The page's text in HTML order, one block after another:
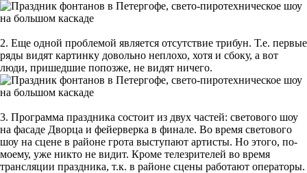
2. Еще одной проблемой является отсутствие трибун. Т.е. первые
ряды видят картинку довольно неплохо, хотя и сбоку, а вот
люди, пришедшие попозже, не видят ничего.
3. Программа праздника состоит из двух частей: светового шоу
на фасаде Дворца и фейерверка в финале. Во время светового
шоу на сцене в районе грота выступают артисты. Но этого, по-
моему, уже никто не видит. Кроме телезрителей во время
трансляции праздника, т.к. в районе сцены работают операторы.